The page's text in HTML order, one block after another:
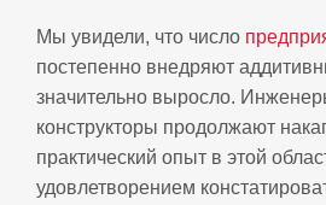
Мы увидели, что число
постепенно внедряют
значительно выросло.
конструкторы продолжают
практический опыт в этой
удовлетворением